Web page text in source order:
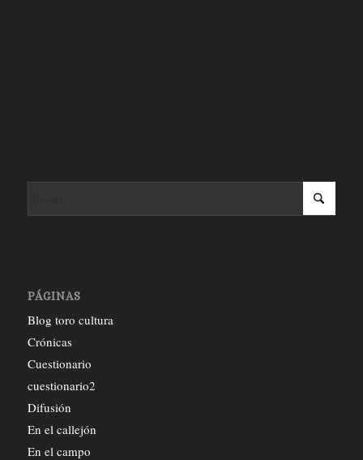
PÁGINAS
Blog toro cultura
Crónicas
Cuestionario
cuestionario2
Difusión
En el callejón
En el campo